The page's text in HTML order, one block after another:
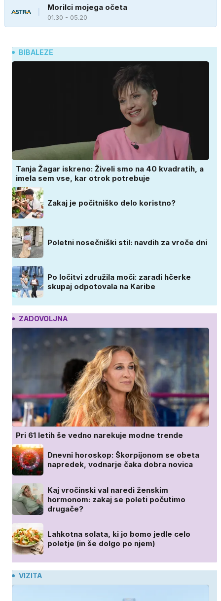
Morilci mojega očeta
01.30 - 05.20
BIBALEZE
Tanja Žagar iskreno: Živeli smo na 40 kvadratih, a
imela sem vse, kar otrok potrebuje
Zakaj je počitniško delo koristno?
Poletni nosečniški stil: navdih za vroče dni
Po ločitvi združila moči: zaradi hčerke
skupaj odpotovala na Karibe
ZADOVOLJNA
Pri 61 letih še vedno narekuje modne trende
Dnevni horoskop: Škorpijonom se obeta
napredek, vodnarje čaka dobra novica
Kaj vročinski val naredi ženskim
hormonom: zakaj se poleti počutimo
drugače?
Lahkotna solata, ki jo bomo jedle celo
poletje (in še dolgo po njem)
VIZITA